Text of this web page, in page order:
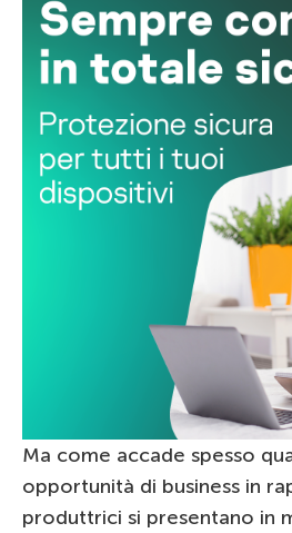
Ma come accade spesso
opportunità di business in
produttrici si presentano in